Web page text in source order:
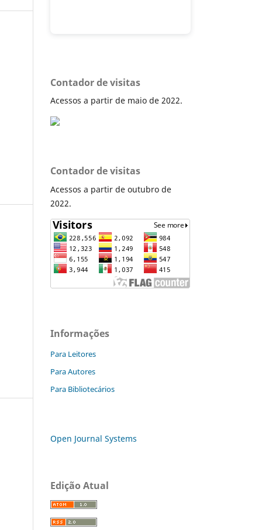
Contador de visitas
Acessos a partir de maio de 2022.
Contador de visitas
Acessos a partir de outubro de
2022.
Informações
Para Leitores
Para Autores
Para Bibliotecários
Open Journal Systems
Edição Atual